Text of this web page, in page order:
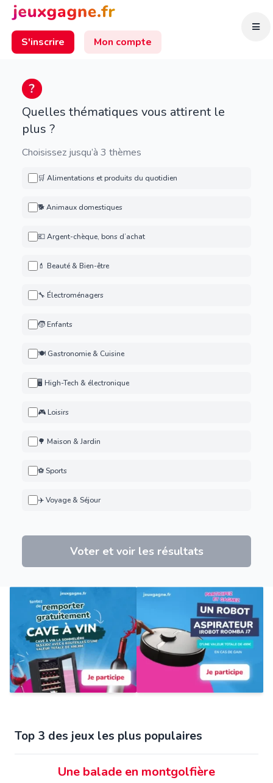
S'inscrire Mon compte
Quelles thématiques vous attirent le
plus ?
Choisissez jusqu’à 3 thèmes
🛒 Alimentations et produits du quotidien
🐕 Animaux domestiques
💶 Argent-chèque, bons d’achat
💄 Beauté & Bien-être
🔧 Électroménagers
🧒 Enfants
🍽️ Gastronomie & Cuisine
🖥️ High-Tech & électronique
🎮 Loisirs
🌳 Maison & Jardin
⚽ Sports
✈️ Voyage & Séjour
Voter et voir les résultats
Top 3 des jeux les plus populaires
Une balade en montgolfière